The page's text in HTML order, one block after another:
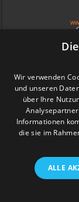
Wir verwenden
und unseren
über Ihre
Informationen
die sie im
ALLE